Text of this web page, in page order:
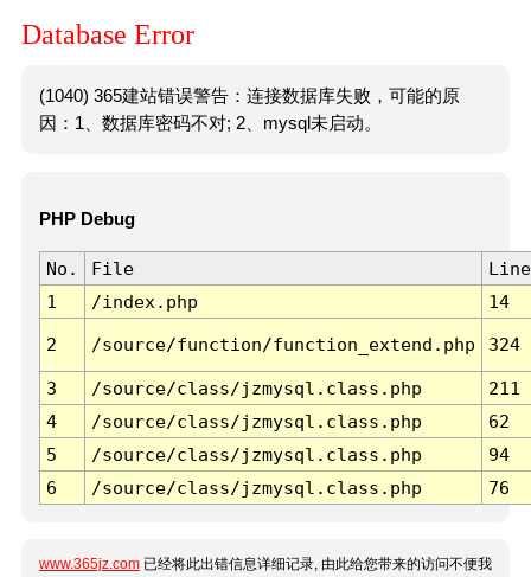
Database Error
(1040) 365建站错误警告：连接数据库失败，可能的原
因：1、数据库密码不对; 2、mysql未启动。
PHP Debug
No. File
Line
1
/index.php 14
2 /source/function/function_extend.php 324
3 /source/class/jzmysql.class.php
211
4
/source/class/jzmysql.class.php
62
5
/source/class/jzmysql.class.php
94
6
/source/class/jzmysql.class.php 76
www.365jz.com 已经将此出错信息详细记录, 由此给您带来的访问不便我